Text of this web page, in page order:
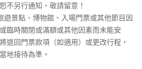
不另行通知，敬請留意！
遊景點、博物館、入場門票或其他節目因
臨時關閉或滿額或其他因素而未能安
退回門票款項（如適用）或更改行程，
地接待為準。